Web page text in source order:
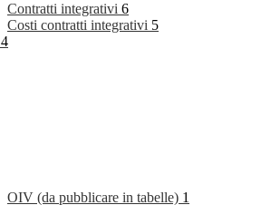
Contratti integrativi 6
Costi contratti integrativi 5
4
OIV (da pubblicare in tabelle) 1